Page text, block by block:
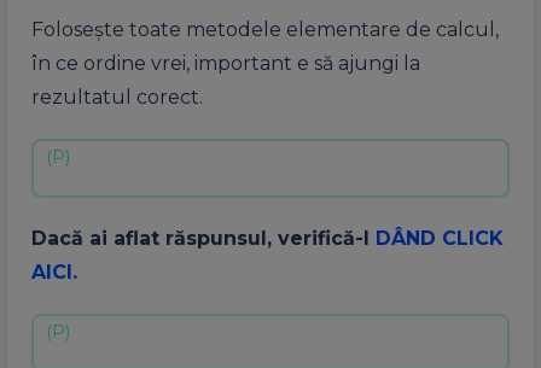
Folosește toate metodele elementare de calcul,
în ce ordine vrei, important e să ajungi la
rezultatul corect.
Dacă ai aflat răspunsul, verifică-l DÂND CLICK
AICI.